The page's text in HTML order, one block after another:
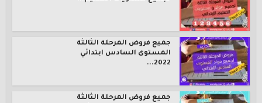
جميع فروض المرحلة الثالثة
المستوى السادس ابتدائي
2022...
جميع فروض المرحلة الثالثة